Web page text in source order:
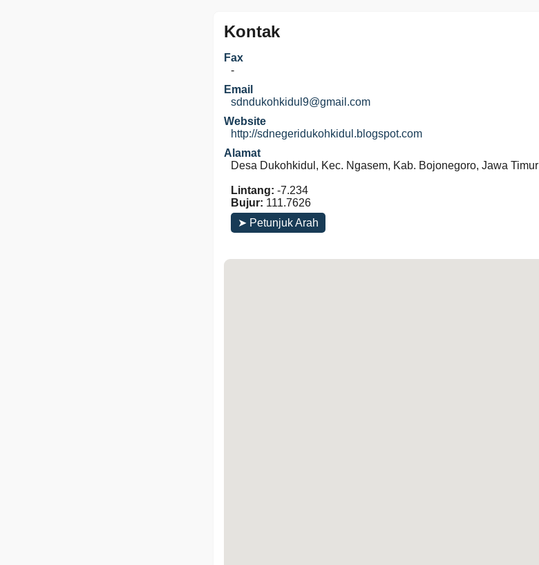
Kontak
Fax
-
Email
sdndukohkidul9@gmail.com
Website
http://sdnegeridukohkidul.blogspot.com
Alamat
Desa Dukohkidul, Kec. Ngasem, Kab. Bojonegoro, Jawa Timur
Lintang: -7.234
Bujur: 111.7626
➤ Petunjuk Arah